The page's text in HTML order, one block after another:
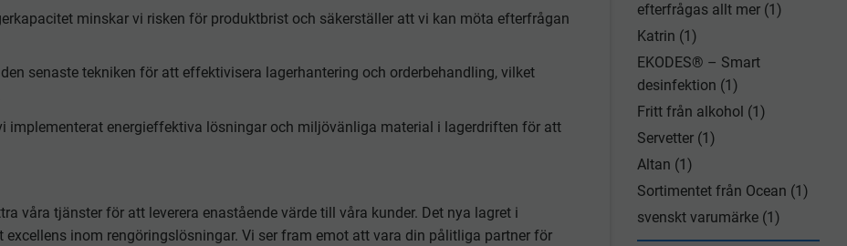
minskar vi risken för produktbrist och säkerställer att vi kan möta efterfrågan
senaste tekniken för att effektivisera lagerhantering och orderbehandling, vilket
implementerat energieffektiva lösningar och miljövänliga material i lagerdriften för att
våra tjänster för att leverera enastående värde till våra kunder. Det nya lagret i
inom rengöringslösningar. Vi ser fram emot att vara din pålitliga partner för
efterfrågas allt mer (1)
Katrin (1)
EKODES® – Smart
desinfektion (1)
Fritt från alkohol (1)
Servetter (1)
Altan (1)
Sortimentet från Ocean (1)
svenskt varumärke (1)